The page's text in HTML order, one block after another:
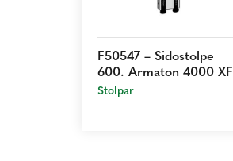
F50547 – Sidostolpe
600. Armaton 4000 XF
Stolpar